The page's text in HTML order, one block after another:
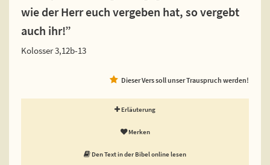
wie der Herr euch vergeben hat, so vergebt
auch ihr!”
Kolosser 3,12b-13
Dieser Vers soll unser Trauspruch werden!
Erläuterung
Merken
Den Text in der Bibel online lesen